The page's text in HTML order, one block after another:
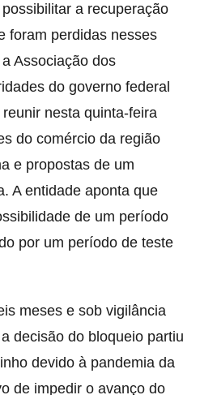
a recuperação
foram perdidas nesses
Associação dos
do governo federal
nesta quinta-feira
do comércio da região
e propostas de um
A entidade aponta que
de um período
por um período de teste
meses e sob vigilância
decisão do bloqueio partiu
devido à pandemia da
de impedir o avanço do